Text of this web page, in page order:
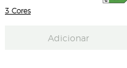
3 Cores
Adicionar